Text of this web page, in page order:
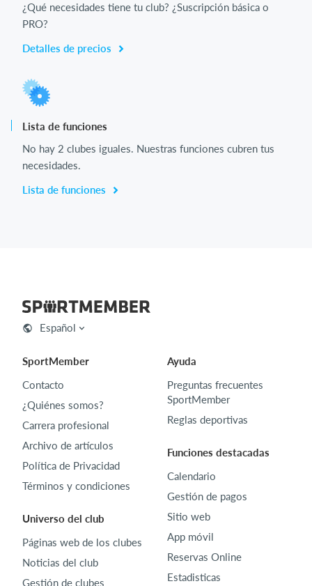
¿Qué necesidades tiene tu club? ¿Suscripción básica o
PRO?
Detalles de precios
Lista de funciones
No hay 2 clubes iguales. Nuestras funciones cubren tus
necesidades.
Lista de funciones
Español
SportMember
Contacto
¿Quiénes somos?
Carrera profesional
Archivo de artículos
Política de Privacidad
Términos y condiciones
Universo del club
Páginas web de los clubes
Noticias del club
Gestión de clubes
Ayuda
Preguntas frecuentes
SportMember
Reglas deportivas
Funciones destacadas
Calendario
Gestión de pagos
Sitio web
App móvil
Reservas Online
Estadisticas